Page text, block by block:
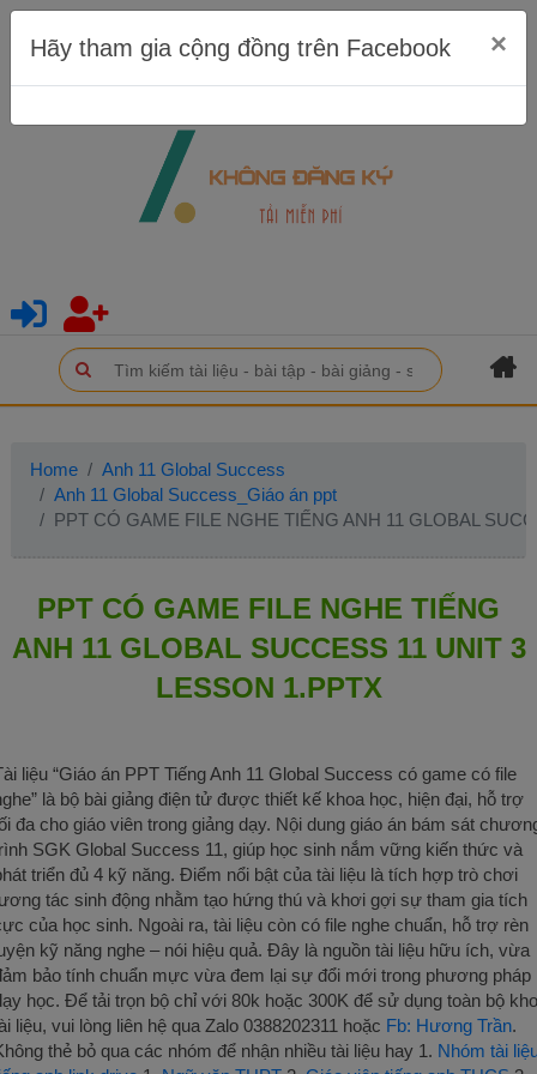
Home
Anh 11 Global Success
Anh 11 Global Success_Giáo án ppt
PPT CÓ GAME FILE NGHE TIẾNG ANH 11 GLOBAL
PPT CÓ GAME FILE NGHE TIẾNG
ANH 11 GLOBAL SUCCESS 11 UNIT 3
LESSON 1.PPTX
liệu “Giáo án PPT Tiếng Anh 11 Global Success có game có file
là bộ bài giảng điện tử được thiết kế khoa học, hiện đại, hỗ trợ
đa cho giáo viên trong giảng dạy. Nội dung giáo án bám sát
SGK Global Success 11, giúp học sinh nắm vững kiến thức và
triển đủ 4 kỹ năng. Điểm nổi bật của tài liệu là tích hợp trò chơi
tác sinh động nhằm tạo hứng thú và khơi gợi sự tham gia tích
của học sinh. Ngoài ra, tài liệu còn có file nghe chuẩn, hỗ trợ rèn
kỹ năng nghe – nói hiệu quả. Đây là nguồn tài liệu hữu ích, vừa
bảo tính chuẩn mực vừa đem lại sự đổi mới trong phương pháp
học. Để tải trọn bộ chỉ với 80k hoặc 300K để sử dụng toàn bộ kho
liệu, vui lòng liên hệ qua Zalo 0388202311 hoặc Fb: Hương Trần.
thẻ bỏ qua các nhóm để nhận nhiều tài liệu hay 1. Nhóm tài
Hãy tham gia cộng đồng trên Facebook ×